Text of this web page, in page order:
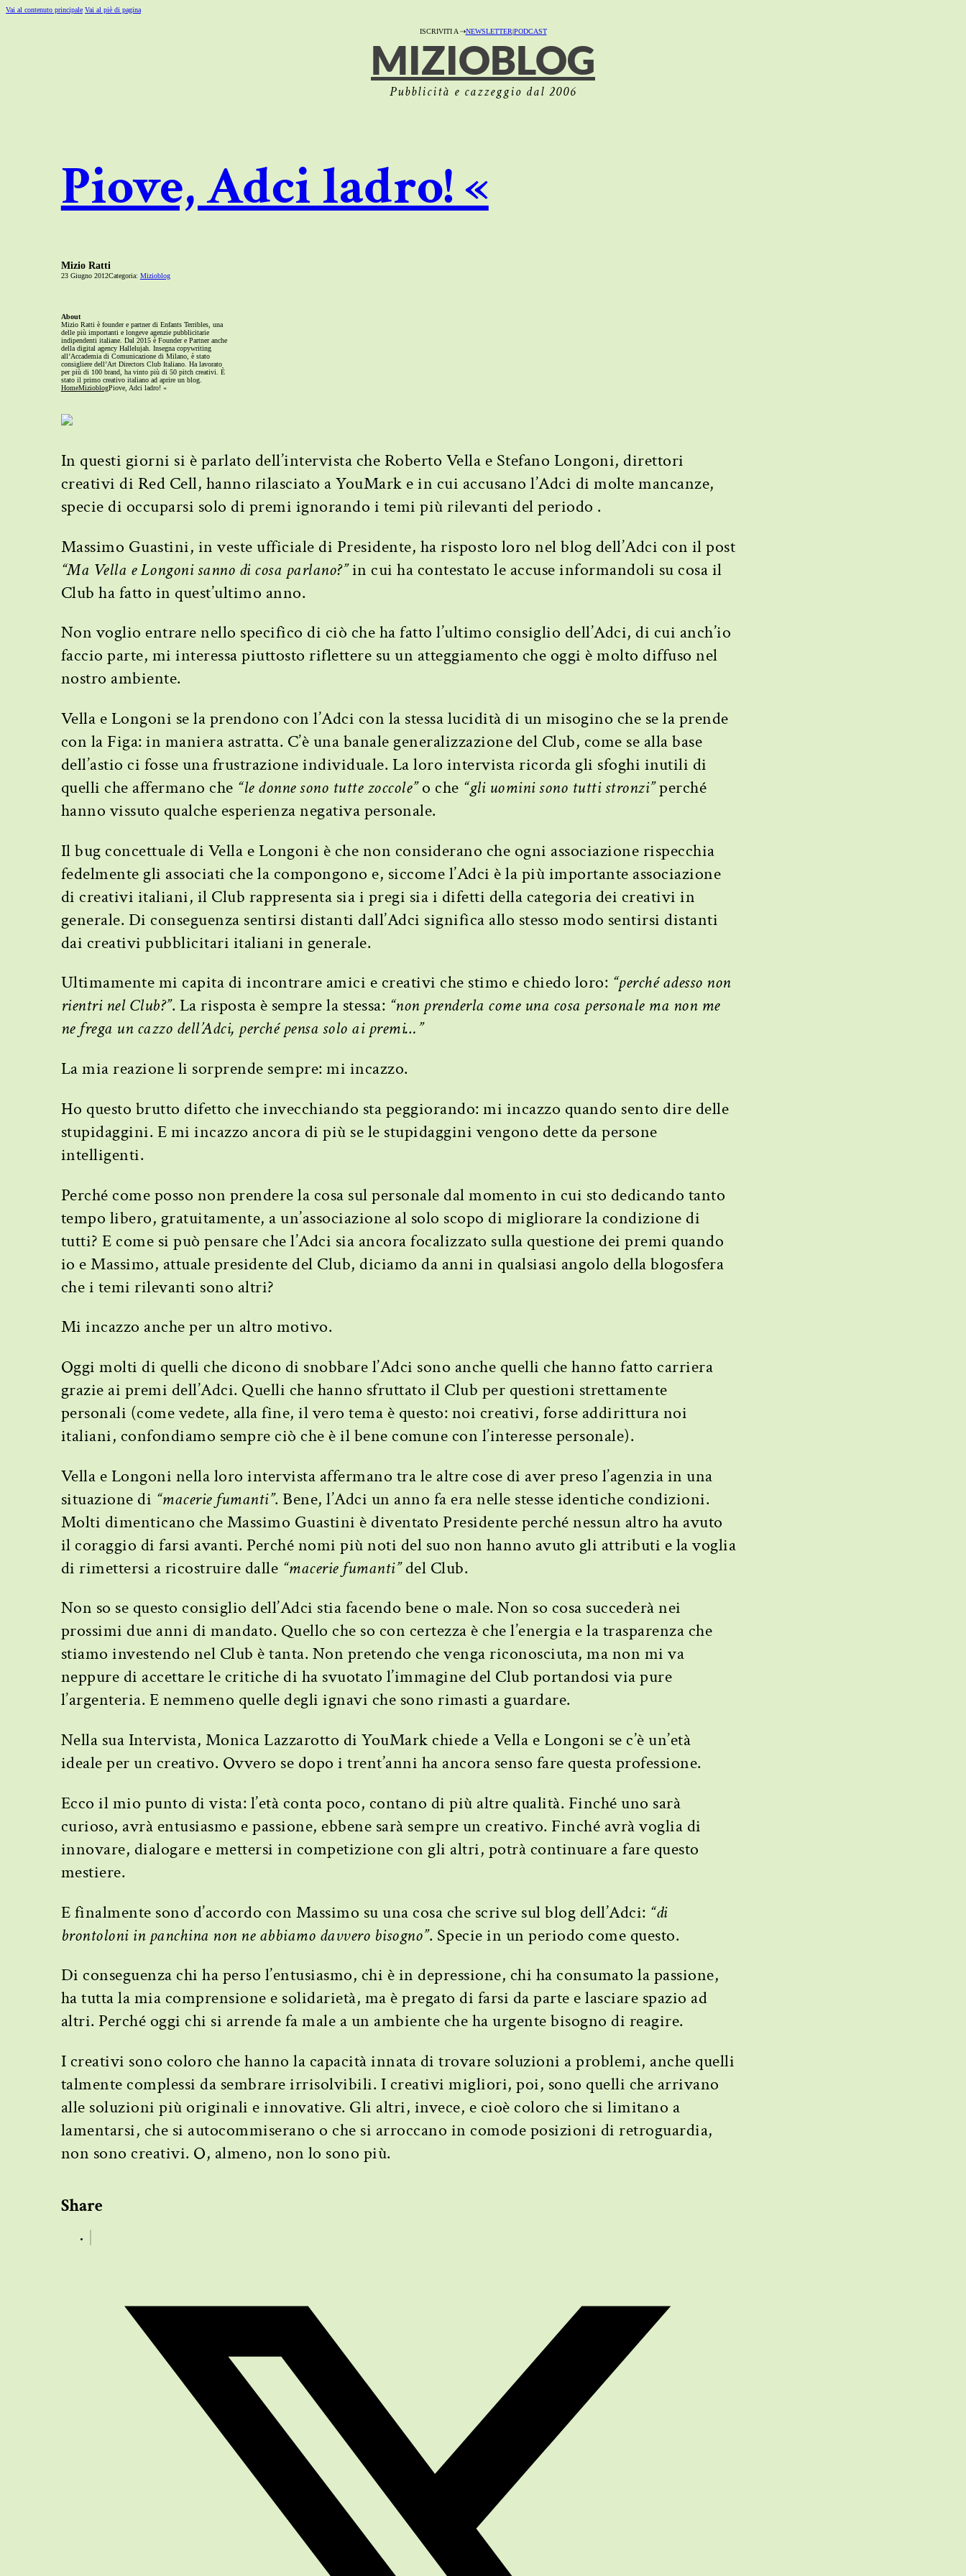
Vai al contenuto principale Vai al piè di pagina
ISCRIVITI A ⇢NEWSLETTER|PODCAST
MIZIOBLOG
Pubblicità e cazzeggio dal 2006
Piove, Adci ladro! «
Mizio Ratti
23 Giugno 2012Categoria: Mizioblog
About
Mizio Ratti è founder e partner di Enfants Terribles, una
delle più importanti e longeve agenzie pubblicitarie
indipendenti italiane. Dal 2015 è Founder e Partner anche
della digital agency Hallelujah. Insegna copywriting
all’Accademia di Comunicazione di Milano, è stato
consigliere dell’Art Directors Club Italiano. Ha lavorato
per più di 100 brand, ha vinto più di 50 pitch creativi. È
stato il primo creativo italiano ad aprire un blog.
HomeMizioblogPiove, Adci ladro! «
In questi giorni si è parlato dell’intervista che Roberto Vella e Stefano Longoni, direttori
creativi di Red Cell, hanno rilasciato a YouMark e in cui accusano l’Adci di molte mancanze,
specie di occuparsi solo di premi ignorando i temi più rilevanti del periodo .
Massimo Guastini, in veste ufficiale di Presidente, ha risposto loro nel blog dell’Adci con il post
“Ma Vella e Longoni sanno di cosa parlano?”in cui ha contestato le accuse informandoli su cosa il
Club ha fatto in quest’ultimo anno.
Non voglio entrare nello specifico di ciò che ha fatto l’ultimo consiglio dell’Adci, di cui anch’io
faccio parte, mi interessa piuttosto riflettere su un atteggiamento che oggi è molto diffuso nel
nostro ambiente.
Vella e Longoni se la prendono con l’Adci con la stessa lucidità di un misogino che se la prende
con la Figa: in maniera astratta. C’è una banale generalizzazione del Club, come se alla base
dell’astio ci fosse una frustrazione individuale. La loro intervista ricorda gli sfoghi inutili di
quelli che affermano che “le donne sono tutte zoccole”o che “gli uomini sono tutti stronzi”perché
hanno vissuto qualche esperienza negativa personale.
Il bug concettuale di Vella e Longoni è che non considerano che ogni associazione rispecchia
fedelmente gli associati che la compongono e, siccome l’Adci è la più importante associazione
di creativi italiani, il Club rappresenta sia i pregi sia i difetti della categoria dei creativi in
generale. Di conseguenza sentirsi distanti dall’Adci significa allo stesso modo sentirsi distanti
dai creativi pubblicitari italiani in generale.
Ultimamente mi capita di incontrare amici e creativi che stimo e chiedo loro: “perché adesso non
rientri nel Club?”. La risposta è sempre la stessa: “non prenderla come una cosa personale ma non me
ne frega un cazzo dell’Adci, perché pensa solo ai premi…”
La mia reazione li sorprende sempre: mi incazzo.
Ho questo brutto difetto che invecchiando sta peggiorando: mi incazzo quando sento dire delle
stupidaggini. E mi incazzo ancora di più se le stupidaggini vengono dette da persone
intelligenti.
Perché come posso non prendere la cosa sul personale dal momento in cui sto dedicando tanto
tempo libero, gratuitamente, a un’associazione al solo scopo di migliorare la condizione di
tutti? E come si può pensare che l’Adci sia ancora focalizzato sulla questione dei premi quando
io e Massimo, attuale presidente del Club, diciamo da anni in qualsiasi angolo della blogosfera
che i temi rilevanti sono altri?
Mi incazzo anche per un altro motivo.
Oggi molti di quelli che dicono di snobbare l’Adci sono anche quelli che hanno fatto carriera
grazie ai premi dell’Adci. Quelli che hanno sfruttato il Club per questioni strettamente
personali (come vedete, alla fine, il vero tema è questo: noi creativi, forse addirittura noi
italiani, confondiamo sempre ciò che è il bene comune con l’interesse personale).
Vella e Longoni nella loro intervista affermano tra le altre cose di aver preso l’agenzia in una
situazione di “macerie fumanti”. Bene, l’Adci un anno fa era nelle stesse identiche condizioni.
Molti dimenticano che Massimo Guastini è diventato Presidente perché nessun altro ha avuto
il coraggio di farsi avanti. Perché nomi più noti del suo non hanno avuto gli attributi e la voglia
di rimettersi a ricostruire dalle “macerie fumanti”del Club.
Non so se questo consiglio dell’Adci stia facendo bene o male. Non so cosa succederà nei
prossimi due anni di mandato. Quello che so con certezza è che l’energia e la trasparenza che
stiamo investendo nel Club è tanta. Non pretendo che venga riconosciuta, ma non mi va
neppure di accettare le critiche di ha svuotato l’immagine del Club portandosi via pure
l’argenteria. E nemmeno quelle degli ignavi che sono rimasti a guardare.
Nella sua Intervista, Monica Lazzarotto di YouMark chiede a Vella e Longoni se c’è un’età
ideale per un creativo. Ovvero se dopo i trent’anni ha ancora senso fare questa professione.
Ecco il mio punto di vista: l’età conta poco, contano di più altre qualità. Finché uno sarà
curioso, avrà entusiasmo e passione, ebbene sarà sempre un creativo. Finché avrà voglia di
innovare, dialogare e mettersi in competizione con gli altri, potrà continuare a fare questo
mestiere.
E finalmente sono d’accordo con Massimo su una cosa che scrive sul blog dell’Adci: “di
brontoloni in panchina non ne abbiamo davvero bisogno”. Specie in un periodo come questo.
Di conseguenza chi ha perso l’entusiasmo, chi è in depressione, chi ha consumato la passione,
ha tutta la mia comprensione e solidarietà, ma è pregato di farsi da parte e lasciare spazio ad
altri. Perché oggi chi si arrende fa male a un ambiente che ha urgente bisogno di reagire.
I creativi sono coloro che hanno la capacità innata di trovare soluzioni a problemi, anche quelli
talmente complessi da sembrare irrisolvibili. I creativi migliori, poi, sono quelli che arrivano
alle soluzioni più originali e innovative. Gli altri, invece, e cioè coloro che si limitano a
lamentarsi, che si autocommiserano o che si arroccano in comode posizioni di retroguardia,
non sono creativi. O, almeno, non lo sono più.
Share